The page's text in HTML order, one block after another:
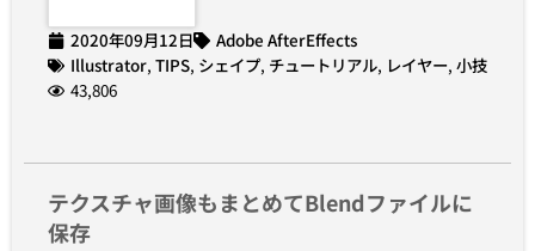
2020年09月12日
Adobe AfterEffects
Illustrator, TIPS, シェイプ, チュートリアル, レイヤー, 小技
43,806
テクスチャ画像もまとめてBlendファイルに
保存